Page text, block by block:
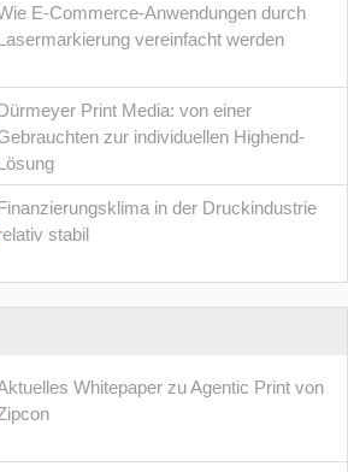
E-Commerce-Anwendungen durch
vereinfacht werden
Print Media: von einer
zur individuellen Highend-
in der Druckindustrie
stabil
Whitepaper zu Agentic Print von